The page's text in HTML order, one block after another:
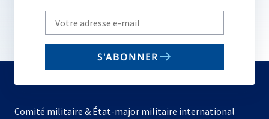
Write
your
email
S'ABONNER
Comité militaire & État-major militaire international